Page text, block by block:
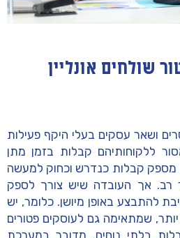
שולחים אונליין
ושאר עסקים בעלי היקף פעילות
ללקוחותיהם קבלות בזמן מתן
מספק קבלות כנדרש וכחוק למעשה
רב. אך העובדה שיש צורך לספק
להתבצע באופן מיושן. כלומר, יש
שמתאימה גם לעוסקים פטורים
בלתי נוחים. מדובר במערכת